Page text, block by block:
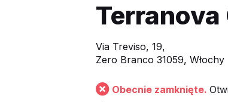
Via Treviso, 19,
Zero Branco 31059, Włochy
Obecnie zamknięte.